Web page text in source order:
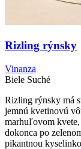
Rizling rýnsky
Vinanza
Biele Suché
Rizling rýnsky má
jemnú kvetinovú
marhuľovom
dokonca po
pikantnou